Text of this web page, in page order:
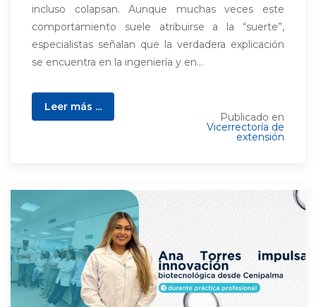
incluso colapsan. Aunque muchas veces este
comportamiento suele atribuirse a la “suerte”,
especialistas señalan que la verdadera explicación
se encuentra en la ingeniería y en...
Leer más ...
Publicado en
Vicerrectoría de
extensión